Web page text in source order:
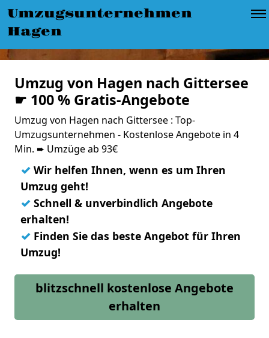
Umzugsunternehmen
Hagen
Umzug von Hagen nach Gittersee
☛ 100 % Gratis-Angebote
Umzug von Hagen nach Gittersee : Top-
Umzugsunternehmen - Kostenlose Angebote in 4
Min. ➨ Umzüge ab 93€
✓ Wir helfen Ihnen, wenn es um Ihren
Umzug geht!
✓ Schnell & unverbindlich Angebote
erhalten!
✓ Finden Sie das beste Angebot für Ihren
Umzug!
blitzschnell kostenlose Angebote
erhalten